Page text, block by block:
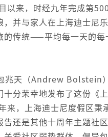
以来，时经九年完成第
并与家人在上海迪士尼
传统——平均每一天的
兆天（Andrew
分荣幸地发布了这份《
来，上海迪士尼度假区
还是其他十周年主题社